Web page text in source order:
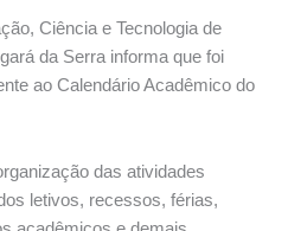
Ciência e Tecnologia de
da Serra informa que foi
ao Calendário Acadêmico do
das atividades
letivos, recessos, férias,